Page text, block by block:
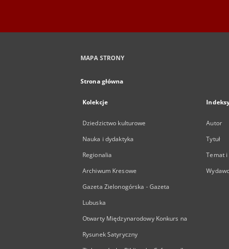
MAPA STRONY
Strona główna
Kolekcje
Dziedzictwo kulturowe
Nauka i dydaktyka
Regionalia
Archiwum Kresowe
Gazeta Zielonogórska - Gazeta
Lubuska
Otwarty Międzynarodowy Konkurs na
Rysunek Satyryczny
Autor
Tytuł
Temat i